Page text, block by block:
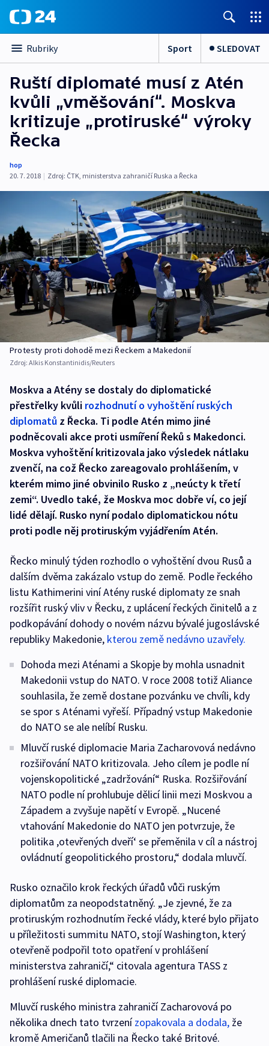
Rubriky Sport SLEDOVAT
Ruští diplomaté musí z Atén
kvůli „vměšování“. Moskva
kritizuje „protiruské“ výroky
Řecka
hop
20. 7. 2018 | Zdroj: ČTK, ministerstva zahraničí Ruska a Řecka
Protesty proti dohodě mezi Řeckem a Makedonií
Zdroj: Alkis Konstantinidis/Reuters
Moskva a Atény se dostaly do diplomatické
přestřelky kvůli rozhodnutí o vyhoštění ruských
diplomatů z Řecka. Ti podle Atén mimo jiné
podněcovali akce proti usmíření Řeků s Makedonci.
Moskva vyhoštění kritizovala jako výsledek nátlaku
zvenčí, na což Řecko zareagovalo prohlášením, v
kterém mimo jiné obvinilo Rusko z „neúcty k třetí
zemi“. Uvedlo také, že Moskva moc dobře ví, co její
lidé dělají. Rusko nyní podalo diplomatickou nótu
proti podle něj protiruským vyjádřením Atén.
Řecko minulý týden rozhodlo o vyhoštění dvou Rusů a
dalším dvěma zakázalo vstup do země. Podle řeckého
listu Kathimerini viní Atény ruské diplomaty ze snah
rozšířit ruský vliv v Řecku, z uplácení řeckých činitelů a z
podkopávání dohody o novém názvu bývalé jugoslávské
republiky Makedonie, kterou země nedávno uzavřely.
Dohoda mezi Aténami a Skopje by mohla usnadnit
Makedonii vstup do NATO. V roce 2008 totiž Aliance
souhlasila, že země dostane pozvánku ve chvíli, kdy
se spor s Aténami vyřeší. Případný vstup Makedonie
do NATO se ale nelíbí Rusku.
Mluvčí ruské diplomacie Maria Zacharovová nedávno
rozšiřování NATO kritizovala. Jeho cílem je podle ní
vojenskopolitické „zadržování“ Ruska. Rozšiřování
NATO podle ní prohlubuje dělicí linii mezi Moskvou a
Západem a zvyšuje napětí v Evropě. „Nucené
vtahování Makedonie do NATO jen potvrzuje, že
politika ,otevřených dveří‘ se přeměnila v cíl a nástroj
ovládnutí geopolitického prostoru,“ dodala mluvčí.
Rusko označilo krok řeckých úřadů vůči ruským
diplomatům za neopodstatněný. „Je zjevné, že za
protiruským rozhodnutím řecké vlády, které bylo přijato
u příležitosti summitu NATO, stojí Washington, který
otevřeně podpořil toto opatření v prohlášení
ministerstva zahraničí,“ citovala agentura TASS z
prohlášení ruské diplomacie.
Mluvčí ruského ministra zahraničí Zacharovová po
několika dnech tato tvrzenízopakovala a dodala, že
kromě Američanů tlačili na Řecko také Britové.